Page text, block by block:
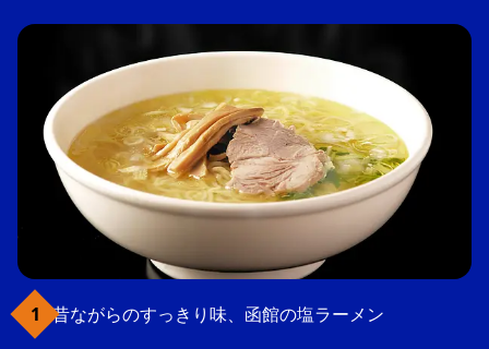
昔ながらのすっきり味、函館の塩ラーメン